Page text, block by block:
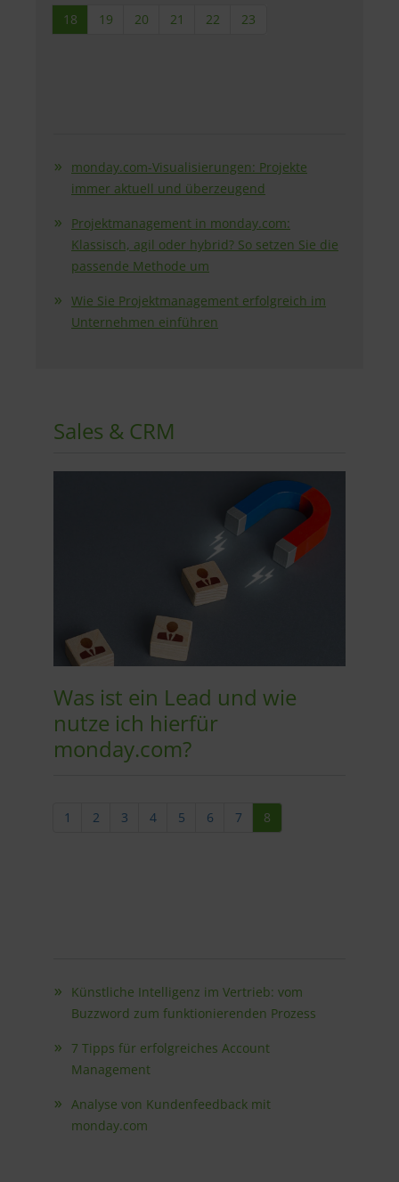
18 19 20 21 22 23
monday.com-Visualisierungen: Projekte
immer aktuell und überzeugend
Projektmanagement in monday.com:
Klassisch, agil oder hybrid? So setzen Sie die
passende Methode um
Wie Sie Projektmanagement erfolgreich im
Unternehmen einführen
Sales & CRM
Was ist ein Lead und wie
nutze ich hierfür
monday.com?
1 2 3 4 5 6 7 8
Künstliche Intelligenz im Vertrieb: vom
Buzzword zum funktionierenden Prozess
7 Tipps für erfolgreiches Account
Management
Analyse von Kundenfeedback mit
monday.com